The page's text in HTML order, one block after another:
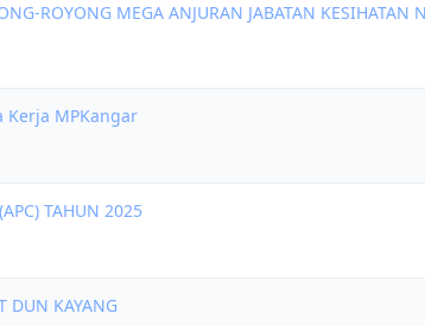
ROYONG MEGA ANJURAN JABATAN KESIHATAN
Kerja MPKangar
TAHUN 2025
DUN KAYANG